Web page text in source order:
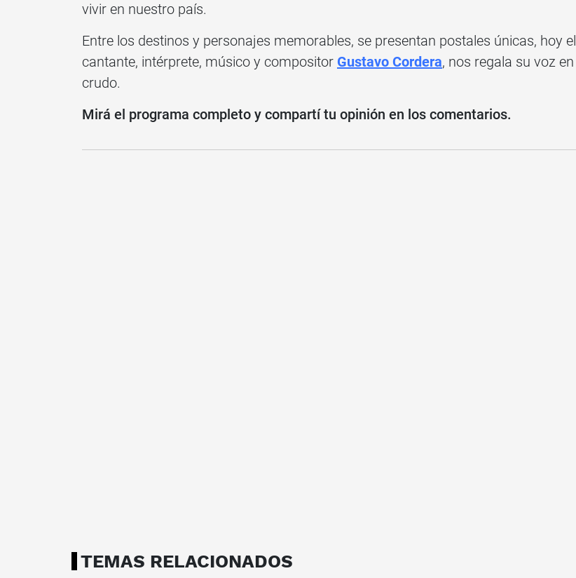
vivir en nuestro país.
Entre los destinos y personajes memorables, se presentan postales únicas, hoy el
cantante, intérprete, músico y compositor Gustavo Cordera, nos regala su voz en
crudo.
Mirá el programa completo y compartí tu opinión en los comentarios.
TEMAS RELACIONADOS